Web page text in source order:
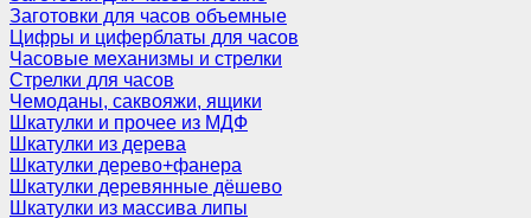
Заготовки для часов объемные
Цифры и циферблаты для часов
Часовые механизмы и стрелки
Стрелки для часов
Чемоданы, саквояжи, ящики
Шкатулки и прочее из МДФ
Шкатулки из дерева
Шкатулки дерево+фанера
Шкатулки деревянные дёшево
Шкатулки из массива липы